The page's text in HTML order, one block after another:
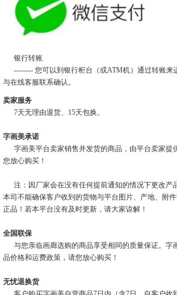
银行转账
-------- 您可以到银行柜台（或ATM机）通过转账来
与在线客服联系确认。
卖家服务
7天无理由退货、15天包换。
字画美承诺
字画美平台卖家销售并发货的商品，由平台卖家提
您放心购买！
注：因厂家会在没有任何提前通知的情况下更改产
本司不能确保客户收到的货物与平台图片、产地、附
正品！若本平台没有及时更新，请大家谅解！
全国联保
与您亲临画廊选购的商品享受相同的质量保证。字
品价格和运费政策，请您放心购买！
无忧退换货